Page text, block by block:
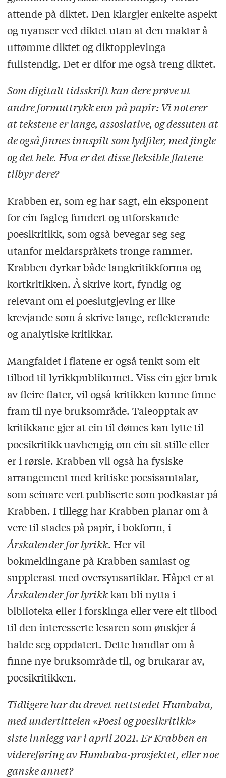
attende på diktet. Den klargjer enkelte aspekt
og nyanser ved diktet utan at den maktar å
uttømme diktet og diktopplevinga
fullstendig. Det er difor me også treng diktet.
Som digitalt tidsskrift kan dere prøve ut
andre formuttrykk enn på papir: Vi noterer
at tekstene er lange, assosiative, og dessuten at
de også finnes innspilt som lydfiler, med jingle
og det hele. Hva er det disse fleksible flatene
tilbyr dere?
Krabben er, som eg har sagt, ein eksponent
for ein fagleg fundert og utforskande
poesikritikk, som også bevegar seg seg
utanfor meldarspråkets tronge rammer.
Krabben dyrkar både langkritikkforma og
kortkritikken. Å skrive kort, fyndig og
relevant om ei poesiutgjeving er like
krevjande som å skrive lange, reflekterande
og analytiske kritikkar.
Mangfaldet i flatene er også tenkt som eit
tilbod til lyrikkpublikumet. Viss ein gjer bruk
av fleire flater, vil også kritikken kunne finne
fram til nye bruksområde. Taleopptak av
kritikkane gjer at ein til dømes kan lytte til
poesikritikk uavhengig om ein sit stille eller
er i rørsle. Krabben vil også ha fysiske
arrangement med kritiske poesisamtalar,
som seinare vert publiserte som podkastar på
Krabben. I tillegg har Krabben planar om å
vere til stades på papir, i bokform, i
Årskalender for lyrikk. Her vil
bokmeldingane på Krabben samlast og
supplerast med oversynsartiklar. Håpet er at
Årskalender for lyrikkkan bli nytta i
biblioteka eller i forskinga eller vere eit tilbod
til den interesserte lesaren som ønskjer å
halde seg oppdatert. Dette handlar om å
finne nye bruksområde til, og brukarar av,
poesikritikken.
Tidligere har du drevet nettstedet Humbaba,
med undertittelen «Poesi og poesikritikk» –
siste innlegg var i april 2021. Er Krabben en
videreføring av Humbaba-prosjektet, eller noe
ganske annet?